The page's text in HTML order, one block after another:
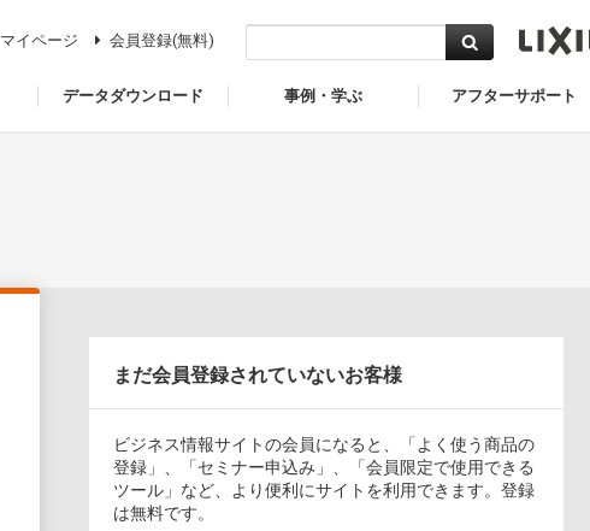
データダウンロード 事例・学ぶ アフターサポート
マイページ 会員登録(無料)
まだ会員登録されていないお客様
ビジネス情報サイトの会員になると、「よく使う商品の
登録」、「セミナー申込み」、「会員限定で使用できる
ツール」など、より便利にサイトを利用できます。登録
は無料です。